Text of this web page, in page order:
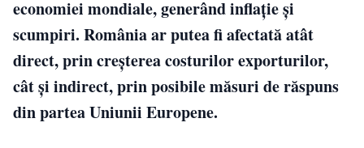
economiei mondiale, generând inflație și
scumpiri. România ar putea fi afectată atât
direct, prin creșterea costurilor exporturilor,
cât și indirect, prin posibile măsuri de răspuns
din partea Uniunii Europene.